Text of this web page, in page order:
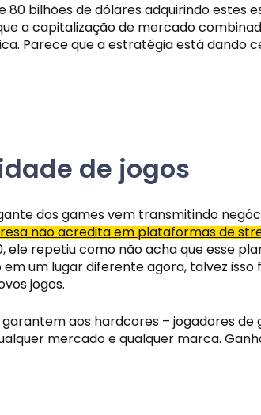
bilhões de dólares adquirindo estes
a capitalização de mercado
Parece que a estratégia está dando
de jogos
dos games vem transmitindo
não acredita em plataformas de
repetiu como não acha que esse
um lugar diferente agora, talvez
jogos.
aos hardcores – jogadores
mercado e qualquer marca.